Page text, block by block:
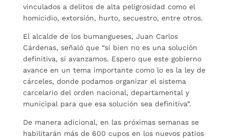
vinculados a delitos de alta peligrosidad como el
homicidio, extorsión, hurto, secuestro, entre otros.
El alcalde de los bumangueses, Juan Carlos
Cárdenas, señaló que “si bien no es una solución
definitiva, sí avanzamos. Espero que este gobierno
avance en un tema importante como lo es la ley de
cárceles, donde podamos organizar el sistema
carcelario del orden nacional, departamental y
municipal para que esa solución sea definitiva”.
De manera adicional, en las próximas semanas se
habilitarán más de 600 cupos en los nuevos patios